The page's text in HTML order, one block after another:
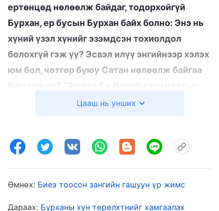
ертөнцөд нөлөөлж байдаг, тодорхойгүй
Бурхан, ер бусын Бурхан байх болно: Энэ нь
хүний үзэл хүнийг эзэмдсэн тохиолдол
болохгүй гэж үү? Эсвэл илүү энгийнээр хэлэх
юм бол, чөтгөр буюу Сатан нөлөөлж байгаа
буцаан авна гэж хэлдэг вэ? Яагаад Би бие
болох мөч нь Тэр Өөрийн хүч чадлыг буцаан
хийхээр Түүний бурханлаг чанар шууд гарах
Цааш нь унших
Өмнөх: Биеэ тоосон зангийн гашуун үр жимс
Дараах: Бурханы хүн төрөлхтнийг хамгаалах